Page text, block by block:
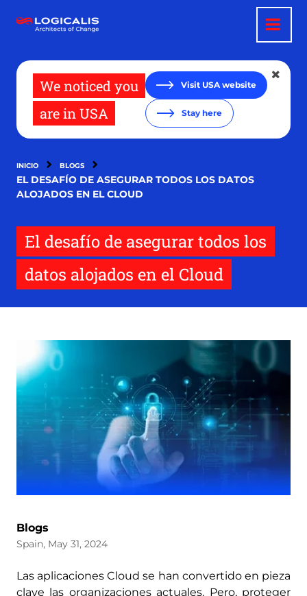
contenido
We noticed you
are in USA
Visit USA website
Stay here
INICIO BLOGS
EL DESAFÍO DE ASEGURAR TODOS LOS DATOS
ALOJADOS EN EL CLOUD
El desafío de asegurar todos los
datos alojados en el Cloud
Blogs
Spain, May 31, 2024
Las aplicaciones Cloud se han convertido en pieza
clave las organizaciones actuales. Pero, proteger